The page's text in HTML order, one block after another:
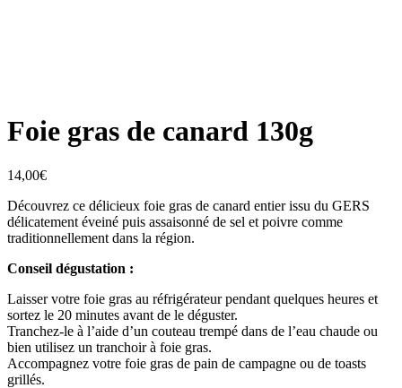
Foie gras de canard 130g
14,00€
Découvrez ce délicieux foie gras de canard entier issu du GERS
délicatement éveiné puis assaisonné de sel et poivre comme
traditionnellement dans la région.
Conseil dégustation :
Laisser votre foie gras au réfrigérateur pendant quelques heures et
sortez le 20 minutes avant de le déguster.
Tranchez-le à l’aide d’un couteau trempé dans de l’eau chaude ou
bien utilisez un tranchoir à foie gras.
Accompagnez votre foie gras de pain de campagne ou de toasts
grillés.